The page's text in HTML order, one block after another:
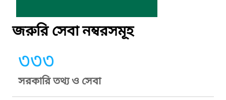
জরুরি সেবা নম্বরসমূহ
৩৩৩
সরকারি তথ্য ও সেবা